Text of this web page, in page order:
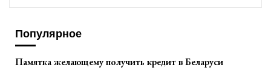
Популярное
Памятка желающему получить кредит в Беларуси